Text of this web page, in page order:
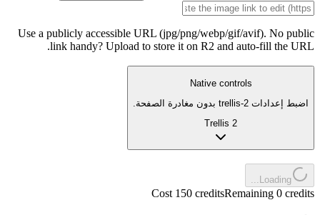
Use a publicly accessible URL (jpg/png/webp/gif/avif). No public
link handy? Upload to store it on R2 and auto-fill the URL.
Native controls
اضبط إعدادات trellis-2 بدون مغادرة الصفحة.
Trellis 2
Loading...
Cost 150 creditsRemaining 0 credits